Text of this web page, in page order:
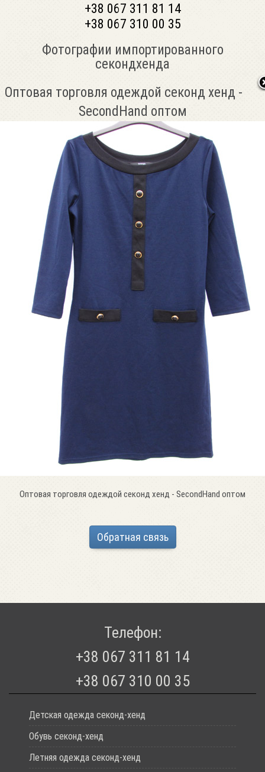
+38 067 311 81 14
+38 067 310 00 35
Фотографии импортированного
секондхенда
Оптовая торговля одеждой секонд хенд -
SecondHand оптом
Оптовая торговля одеждой секонд хенд - SecondHand оптом
Обратная связь
Телефон:
+38 067 311 81 14
+38 067 310 00 35
Детская одежда секонд-хенд
Обувь секонд-хенд
Летняя одежда секонд-хенд